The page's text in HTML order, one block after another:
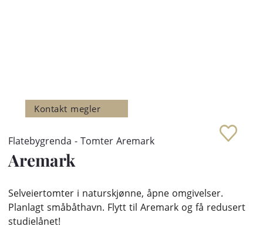
Kontakt megler
Flatebygrenda - Tomter Aremark
Aremark
Selveiertomter i naturskjønne, åpne omgivelser.
Planlagt småbåthavn. Flytt til Aremark og få redusert
studielånet!